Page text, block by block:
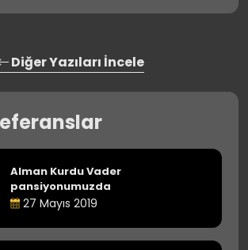
Diğer Yazıları İncele
Alman Kurdu Vader
pansiyonumuzda
27 Mayıs 2019